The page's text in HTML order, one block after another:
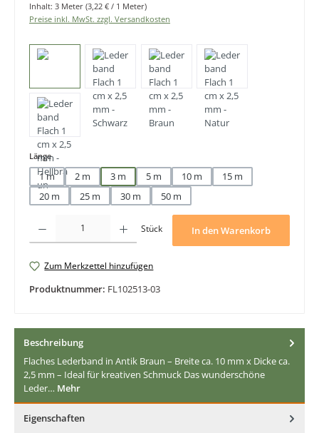
Inhalt: 3 Meter (3,22 € / 1 Meter)
Preise inkl. MwSt. zzgl. Versandkosten
Längeauswählen
1 m 2 m 3 m 5 m 10 m
15 m
20 m
25 m 30 m 50 m
Stück In den Warenkorb
Zum Merkzettel hinzufügen
Produktnummer: FL102513-03
Beschreibung
Flaches Lederband in Antik Braun – Breite ca. 10 mm x Dicke ca.
2,5 mm – Ideal für kreativen Schmuck Das wunderschöne
Leder… Mehr
Eigenschaften